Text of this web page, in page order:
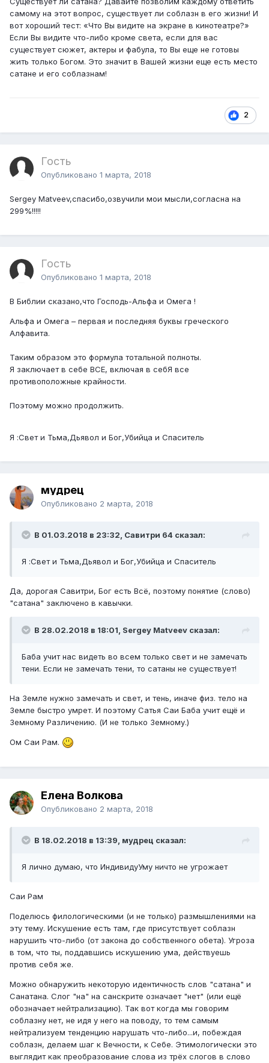
самому на этот вопрос, существует ли соблазн в его жизни! И
вот хороший тест: «Что Вы видите на экране в кинотеатре?»
Если Вы видите что-либо кроме света, если для вас
существует сюжет, актеры и фабула, то Вы еще не готовы
жить только Богом. Это значит в Вашей жизни еще есть место
сатане и его соблазнам!
2
Гость
Опубликовано 1 марта, 2018
Sergey Matveev,спасибо,озвучили мои мысли,согласна на
299%!!!!!
Гость
Опубликовано 1 марта, 2018
В Библии сказано,что Господь-Альфа и Омега !
Альфа и Омега – первая и последняя буквы греческого
Алфавита.
Таким образом это формула тотальной полноты.
Я заключает в себе ВСЕ, включая в себЯ все
противоположные крайности.
Поэтому можно продолжить.
Я :Свет и Тьма,Дьявол и Бог,Убийца и Cпаситель
мудрец
Опубликовано 2 марта, 2018
В 01.03.2018 в 23:32, Савитри 64 сказал:
Я :Свет и Тьма,Дьявол и Бог,Убийца и Cпаситель
Да, дорогая Савитри, Бог есть Всё, поэтому понятие (слово)
"сатана" заключено в кавычки.
В 28.02.2018 в 18:01, Sergey Matveev сказал:
Баба учит нас видеть во всем только свет и не замечать
тени. Если не замечать тени, то сатаны не существует!
На Земле нужно замечать и свет, и тень, иначе физ. тело на
Земле быстро умрет. И поэтому Сатья Саи Баба учит ещё и
Земному Различению. (И не только Земному.)
Ом Саи Рам.
Елена Волкова
Опубликовано 2 марта, 2018
В 18.02.2018 в 13:39, мудрец сказал:
Я лично думаю, что ИндивидуУму ничто не угрожает
Саи Рам
Поделюсь филологическими (и не только) размышлениями на
эту тему. Искушение есть там, где присутствует соблазн
нарушить что-либо (от закона до собственного обета). Угроза
в том, что ты, поддавшись искушению ума, действуешь
против себя же.
Можно обнаружить некоторую идентичность слов "сатана" и
Санатана. Слог "на" на санскрите означает "нет" (или ещё
обозначает нейтрализацию). Так вот когда мы говорим
соблазну нет, не идя у него на поводу, то тем самым
нейтрализуем тенденцию нарушать что-либо...и, побеждая
соблазн, делаем шаг к Вечности, к Себе. Этимологически это
выглядит как преобразование слова из трёх слогов в слово